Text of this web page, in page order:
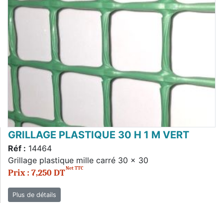
GRILLAGE PLASTIQUE 30 H 1 M VERT
Réf : 14464
Grillage plastique mille carré 30 x 30
Prix : 7,250 DTNet TTC
Plus de détails